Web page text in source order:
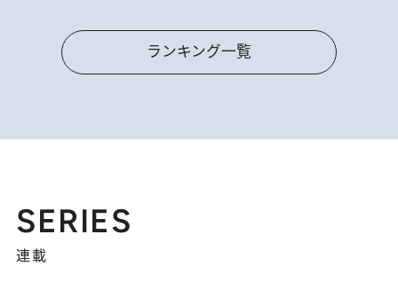
ランキング一覧
SERIES
連載